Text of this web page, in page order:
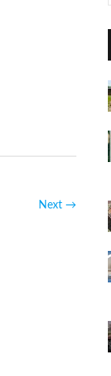
Next →